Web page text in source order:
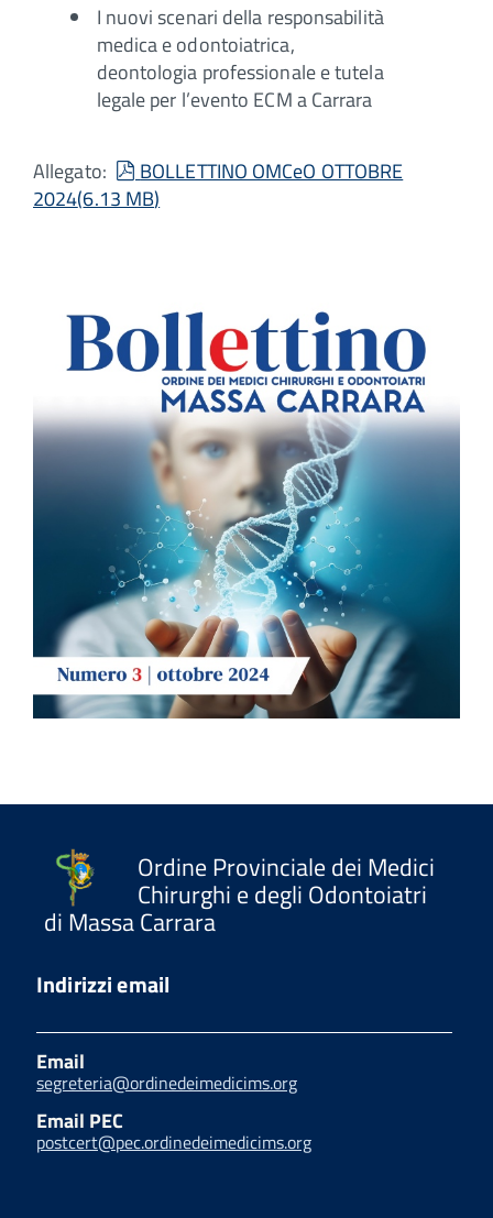
I nuovi scenari della responsabilità
medica e odontoiatrica,
deontologia professionale e tutela
legale per l’evento ECM a Carrara
Allegato: pdf
BOLLETTINO OMCeO OTTOBRE
2024(6.13 MB)
Ordine Provinciale dei Medici
Chirurghi e degli Odontoiatri
di Massa Carrara
Indirizzi email
Email
segreteria@ordinedeimedicims.org
Email PEC
postcert@pec.ordinedeimedicims.org